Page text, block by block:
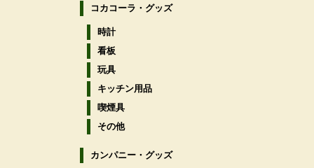
コカコーラ・グッズ
時計
看板
玩具
キッチン用品
喫煙具
その他
カンパニー・グッズ